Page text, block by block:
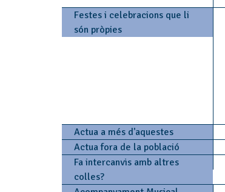
Festes i celebracions que li
són pròpies
Actua a més d'aquestes
Actua fora de la població
Fa intercanvis amb altres
colles?